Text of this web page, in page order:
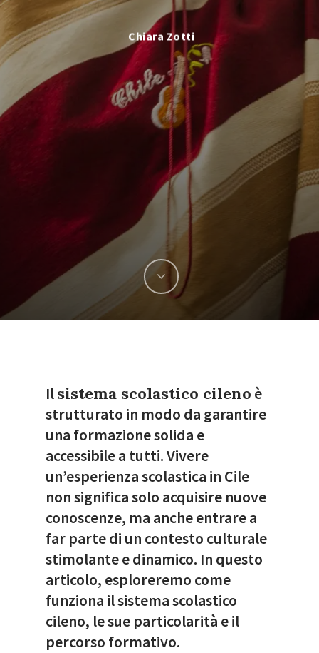
Chiara Zotti
Ilsistema scolastico cileno è
strutturato in modo da garantire
una formazione solida e
accessibile a tutti. Vivere
un’esperienza scolastica in Cile
non significa solo acquisire nuove
conoscenze, ma anche entrare a
far parte di un contesto culturale
stimolante e dinamico. In questo
articolo, esploreremo come
funziona il sistema scolastico
cileno, le sue particolarità e il
percorso formativo.